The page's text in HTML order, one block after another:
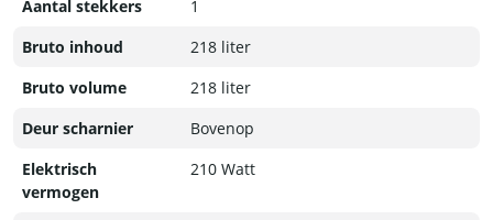
Aantal stekkers
1
Bruto inhoud
218 liter
Bruto volume
218 liter
Deur scharnier
Bovenop
Elektrisch
vermogen
210 Watt